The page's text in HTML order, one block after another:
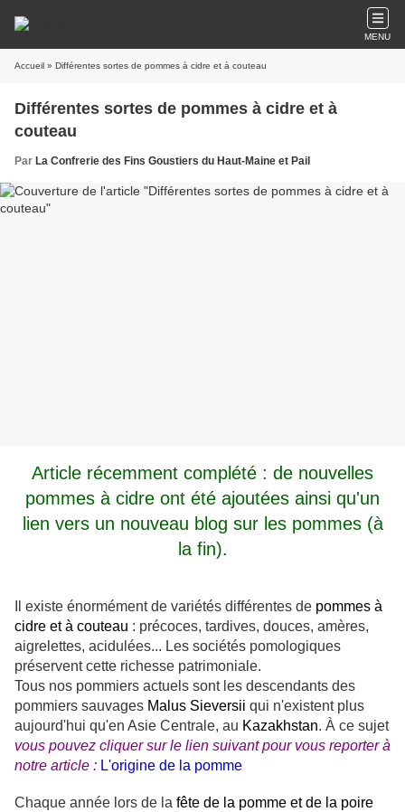
MENU
Accueil » Différentes sortes de pommes à cidre et à couteau
Différentes sortes de pommes à cidre et à
couteau
Par La Confrerie des Fins Goustiers du Haut-Maine et Pail
Article récemment complété : de nouvelles
pommes à cidre ont été ajoutées ainsi qu'un
lien vers un nouveau blog sur les pommes (à
la fin).
Il existe énormément de variétés différentes de pommes à
cidre et à couteau : précoces, tardives, douces, amères,
aigrelettes, acidulées... Les sociétés pomologiques
préservent cette richesse patrimoniale.
Tous nos pommiers actuels sont les descendants des
pommiers sauvages Malus Sieversii qui n'existent plus
aujourd'hui qu'en Asie Centrale, au Kazakhstan. À ce sujet
vous pouvez cliquer sur le lien suivant pour vous reporter à
notre article : L'origine de la pomme
Chaque année lors de la fête de la pomme et de la poire